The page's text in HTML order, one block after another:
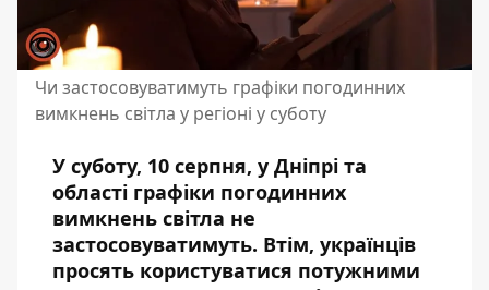
Чи застосовуватимуть графіки погодинних
вимкнень світла у регіоні у суботу
У суботу, 10 серпня, у Дніпрі та
області графіки погодинних
вимкнень світла не
застосовуватимуть. Втім, українців
просять користуватися потужними